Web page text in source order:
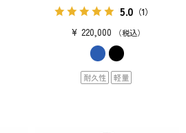
5.0 （1）
¥ 220,000 税込
耐久性 軽量